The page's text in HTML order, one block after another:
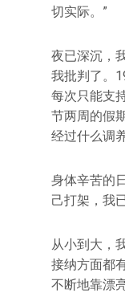
切实际。”
夜已深沉，
我批判了。
每次只能支
节两周的假
经过什么调
身体辛苦的
己打架，我
从小到大，
接纳方面都
不断地靠漂